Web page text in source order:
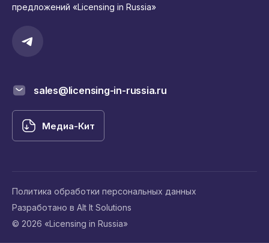
предложений «Licensing in Russia»
sales@licensing-in-russia.ru
Медиа-Кит
© 2026 «Licensing in Russia»
Политика обработки персональных данных
Разработано в Alt It Solutions